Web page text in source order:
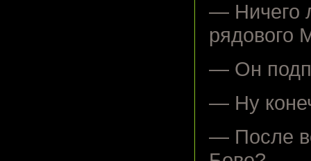
— Ничего
рядового
— Он
— Ну
— После